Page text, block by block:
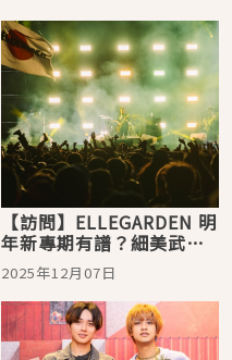
【訪問】ELLEGARDEN 明
年新專期有譜？細美武士
現在最想守護的東西是
「太太的笑容」
2025年12月07日